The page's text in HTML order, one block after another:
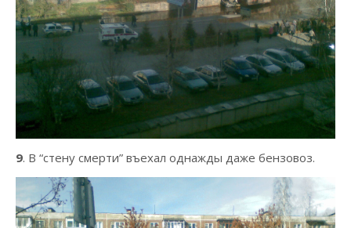
9. В “стену смерти” въехал однажды даже бензовоз.